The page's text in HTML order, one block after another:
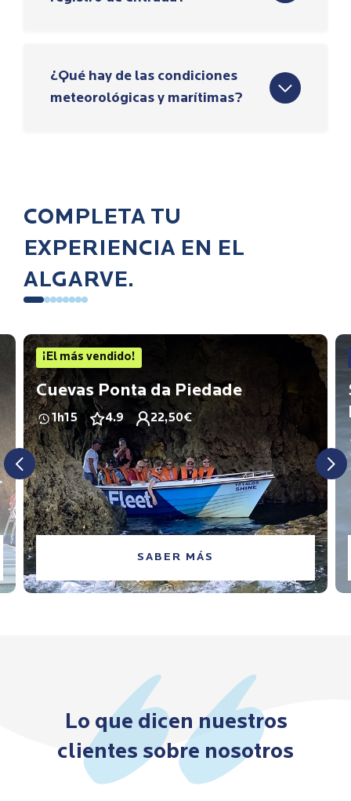
¿Qué hay de las condiciones
meteorológicas y marítimas?
COMPLETA TU
EXPERIENCIA EN EL
ALGARVE.
¡El más vendido!
Cuevas Ponta da Piedade
1h15 4.9 22,50€
SABER MÁS
Lo que dicen nuestros
clientes sobre nosotros